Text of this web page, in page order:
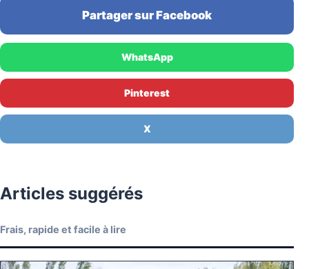
Partager sur Facebook
WhatsApp
Pinterest
X
Articles suggérés
Frais, rapide et facile à lire